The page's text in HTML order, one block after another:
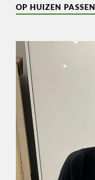
OP HUIZEN PASSEN